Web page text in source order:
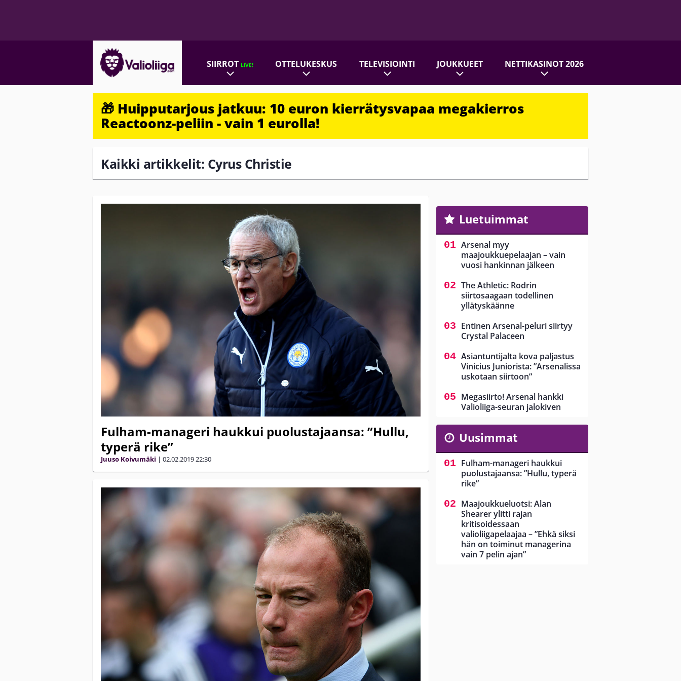
SIIRROTLIVE! OTTELUKESKUS TELEVISIOINTI JOUKKUEET NETTIKASINOT 2026
🎁 Huipputarjous jatkuu: 10 euron kierrätysvapaa megakierros
Reactoonz-peliin - vain 1 eurolla!
Kaikki artikkelit: Cyrus Christie
Fulham-manageri haukkui puolustajaansa: ”Hullu,
typerä rike”
Juuso Koivumäki | 02.02.201922:30
Luetuimmat
Arsenal myy
maajoukkuepelaajan – vain
vuosi hankinnan jälkeen
The Athletic: Rodrin
siirtosaagaan todellinen
yllätyskäänne
Entinen Arsenal-peluri siirtyy
Crystal Palaceen
Asiantuntijalta kova paljastus
Vinicius Juniorista: ”Arsenalissa
uskotaan siirtoon”
Megasiirto! Arsenal hankki
Valioliiga-seuran jalokiven
Uusimmat
Fulham-manageri haukkui
puolustajaansa: ”Hullu, typerä
rike”
Maajoukkueluotsi: Alan
Shearer ylitti rajan
kritisoidessaan
valioliigapelaajaa – ”Ehkä siksi
hän on toiminut managerina
vain 7 pelin ajan”